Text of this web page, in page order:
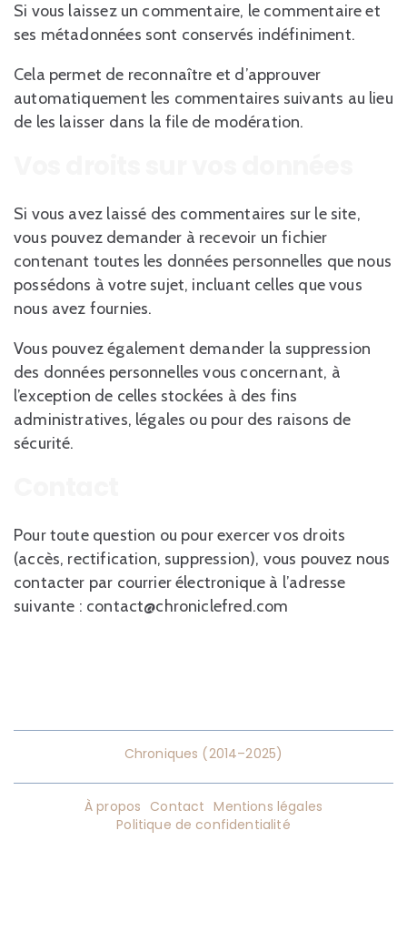
Si vous laissez un commentaire, le commentaire et
ses métadonnées sont conservés indéfiniment.
Cela permet de reconnaître et d’approuver
automatiquement les commentaires suivants au lieu
de les laisser dans la file de modération.
Si vous avez laissé des commentaires sur le site,
vous pouvez demander à recevoir un fichier
contenant toutes les données personnelles que nous
possédons à votre sujet, incluant celles que vous
nous avez fournies.
Vous pouvez également demander la suppression
des données personnelles vous concernant, à
l’exception de celles stockées à des fins
administratives, légales ou pour des raisons de
sécurité.
Pour toute question ou pour exercer vos droits
(accès, rectification, suppression), vous pouvez nous
contacter par courrier électronique à l’adresse
suivante : contact@chroniclefred.com
Chroniques (2014–2025)
À propos Contact Mentions légales
Politique de confidentialité